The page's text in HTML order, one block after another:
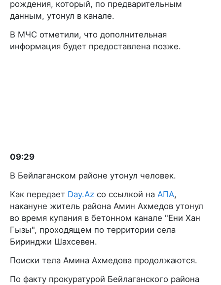
рождения, который, по предварительным
данным, утонул в канале.
В МЧС отметили, что дополнительная
информация будет предоставлена позже.
09:29
В Бейлаганском районе утонул человек.
Как передает Day.Az со ссылкой на АПА,
накануне житель района Амин Ахмедов утонул
во время купания в бетонном канале "Ени Хан
Гызы", проходящем по территории села
Биринджи Шахсевен.
Поиски тела Амина Ахмедова продолжаются.
По факту прокуратурой Бейлаганского района